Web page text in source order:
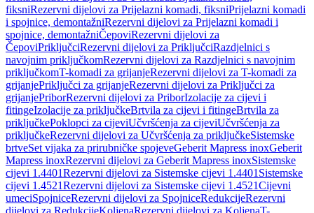
fiksniRezervni dijelovi za Prijelazni komadi, fiksniPrijelazni komadi
i spojnice, demontažniRezervni dijelovi za Prijelazni komadi i
spojnice, demontažniČepoviRezervni dijelovi za
ČepoviPriključciRezervni dijelovi za PriključciRazdjelnici s
navojnim priključkomRezervni dijelovi za Razdjelnici s navojnim
priključkomT-komadi za grijanjeRezervni dijelovi za T-komadi za
grijanjePriključci za grijanjeRezervni dijelovi za Priključci za
grijanjePriborRezervni dijelovi za PriborIzolacije za cijevi i
fitingeIzolacije za priključkeBrtvila za cijevi i fitingeBrtvila za
priključkePoklopci za cijeviUčvršćenja za cijeviUčvršćenja za
priključkeRezervni dijelovi za Učvršćenja za priključkeSistemske
brtveSet vijaka za prirubničke spojeveGeberit Mapress inoxGeberit
Mapress inoxRezervni dijelovi za Geberit Mapress inoxSistemske
cijevi 1.4401Rezervni dijelovi za Sistemske cijevi 1.4401 Sistemske
cijevi 1.4521Rezervni dijelovi za Sistemske cijevi 1.4521Cijevni
umeciSpojniceRezervni dijelovi za SpojniceRedukcijeRezervni
dijelovi za RedukcijeKoljenaRezervni dijelovi za KoljenaT-